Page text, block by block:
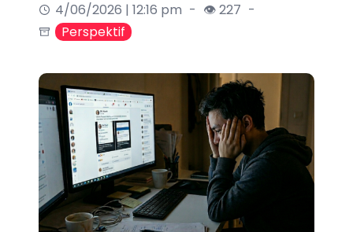
4/06/2026 | 12:16 pm
👁 227
Perspektif